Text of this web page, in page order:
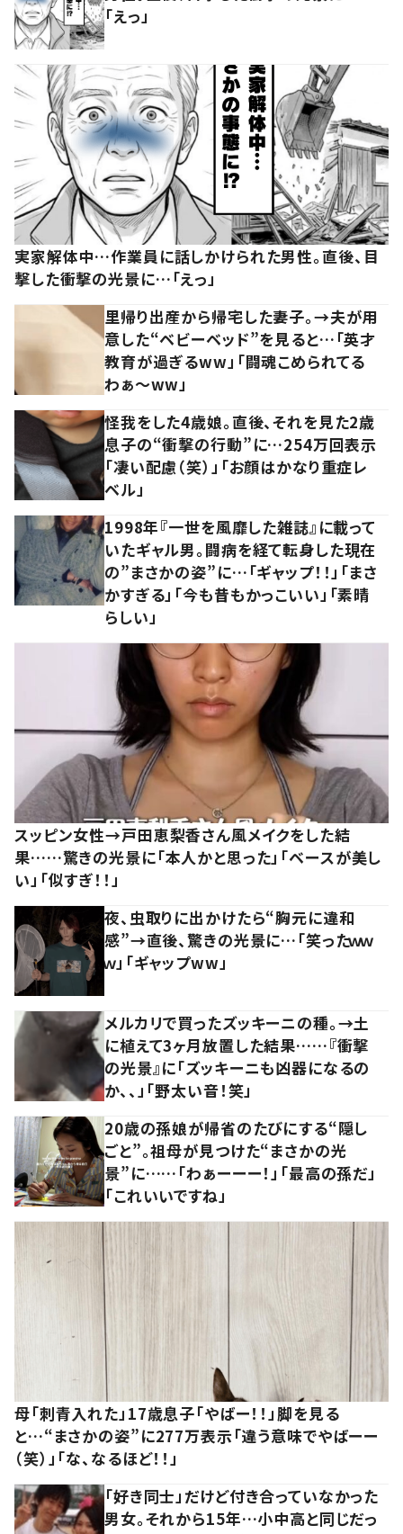
「えっ」
実家解体中…作業員に話しかけられた男性。直後、目
撃した衝撃の光景に…「えっ」
里帰り出産から帰宅した妻子。→夫が用
意した“ベビーベッド”を見ると…「英才
教育が過ぎるww」「闘魂こめられてる
わぁ～ww」
怪我をした4歳娘。直後、それを見た2歳
息子の“衝撃の行動”に…254万回表示
「凄い配慮（笑）」「お顔はかなり重症レ
ベル」
1998年『一世を風靡した雑誌』に載って
いたギャル男。闘病を経て転身した現在
の”まさかの姿”に…「ギャップ！！」「まさ
かすぎる」「今も昔もかっこいい」「素晴
らしい」
スッピン女性→戸田恵梨香さん風メイクをした結
果……驚きの光景に「本人かと思った」「ベースが美し
い」「似すぎ！！」
夜、虫取りに出かけたら“胸元に違和
感”→直後、驚きの光景に…「笑ったｗｗ
ｗ」「ギャップww」
メルカリで買ったズッキーニの種。→土
に植えて3ヶ月放置した結果……『衝撃
の光景』に「ズッキーニも凶器になるの
か、、」「野太い音！笑」
20歳の孫娘が帰省のたびにする“隠し
ごと”。祖母が見つけた“まさかの光
景”に……「わぁーーー！」「最高の孫だ」
「これいいですね」
母「刺青入れた」17歳息子「やばー！！」脚を見る
と…“まさかの姿”に277万表示「違う意味でやばーー
（笑）」「な、なるほど！！」
「好き同士」だけど付き合っていなかった
男女。それから15年…小中高と同じだっ